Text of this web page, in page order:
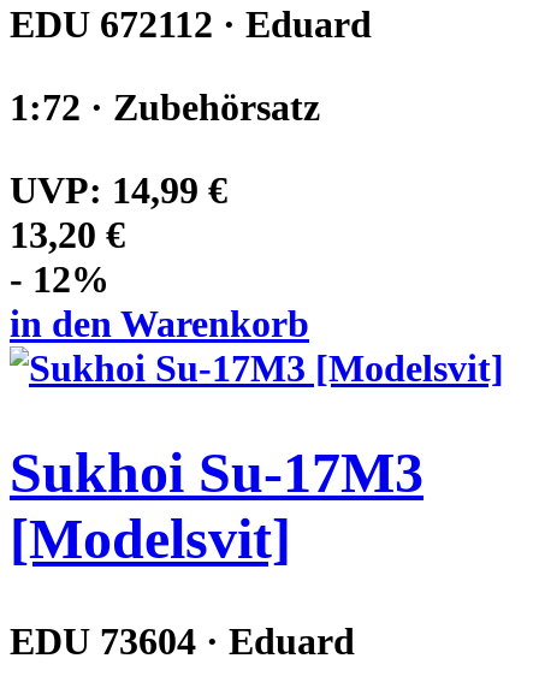
EDU 672112 · Eduard
1:72 · Zubehörsatz
UVP: 14,99 €
13,20 €
- 12%
in den Warenkorb
Sukhoi Su-17M3
[Modelsvit]
EDU 73604 · Eduard